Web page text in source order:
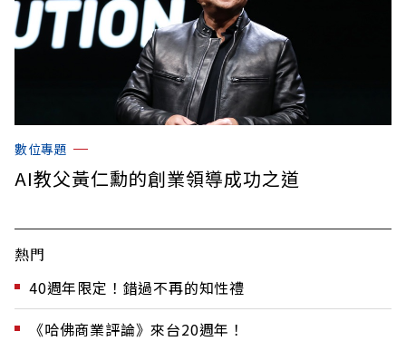
數位專題
AI教父黃仁勳的創業領導成功之道
熱門
40週年限定！錯過不再的知性禮
《哈佛商業評論》來台20週年！